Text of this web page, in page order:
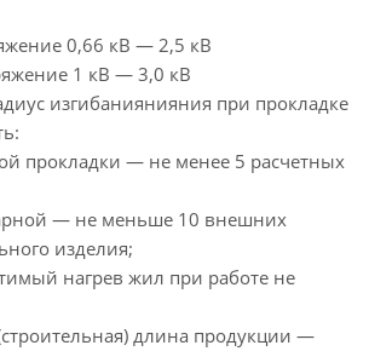
0,66 кВ — 2,5 кВ
1 кВ — 3,0 кВ
изгибаниянияния при прокладке
прокладки — не менее 5 расчетных
— не меньше 10 внешних
изделия;
нагрев жил при работе не
длина продукции —